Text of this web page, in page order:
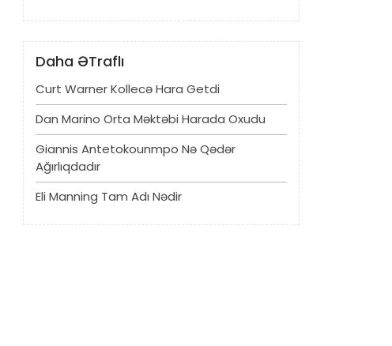
Daha ƏTraflı
Curt Warner Kollecə Hara Getdi
Dan Marino Orta Məktəbi Harada Oxudu
Giannis Antetokounmpo Nə Qədər
Ağırlıqdadır
Eli Manning Tam Adı Nədir